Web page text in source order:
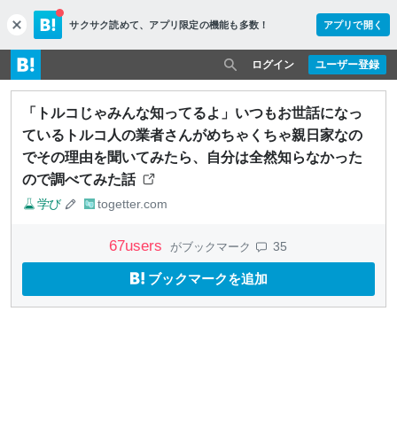
c
l
o
s
e
サクサク読めて、 アプリ限定の機能も多数！ アプリで開く
ユーザー登録
ログイン
「トルコじゃみんな知ってるよ」いつもお世話になっ
ているトルコ人の業者さんがめちゃくちゃ親日家なの
でその理由を聞いてみたら、自分は全然知らなかった
ので調べてみた話
学び togetter.com
67users がブックマーク 35
ブックマークを追加